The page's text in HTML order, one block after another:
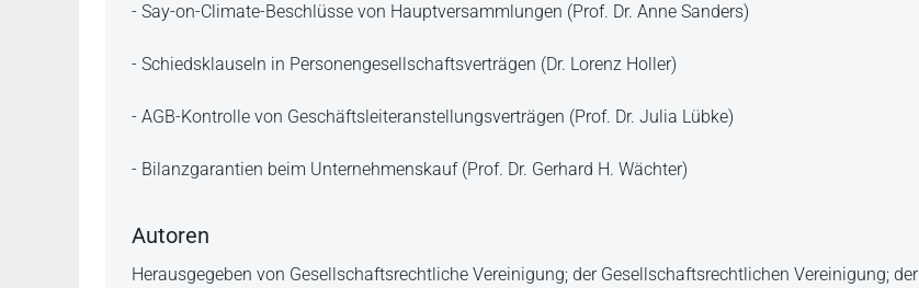
- Say-on-Climate-Beschlüsse von Hauptversammlungen (Prof. Dr. Anne Sanders)
- Schiedsklauseln in Personengesellschaftsverträgen (Dr. Lorenz Holler)
- AGB-Kontrolle von Geschäftsleiteranstellungsverträgen (Prof. Dr. Julia Lübke)
- Bilanzgarantien beim Unternehmenskauf (Prof. Dr. Gerhard H. Wächter)
Autoren
Herausgegeben von Gesellschaftsrechtliche Vereinigung; der Gesellschaftsrechtlichen Vereinigung; der